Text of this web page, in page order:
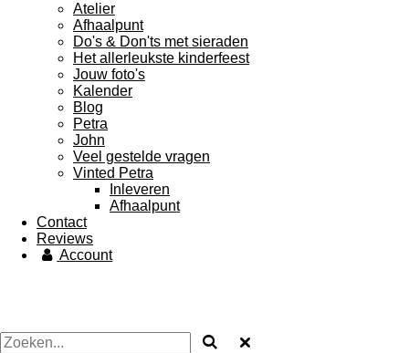
Atelier
Afhaalpunt
Do's & Don'ts met sieraden
Het allerleukste kinderfeest
Jouw foto's
Kalender
Blog
Petra
John
Veel gestelde vragen
Vinted Petra
Inleveren
Afhaalpunt
Contact
Reviews
Account